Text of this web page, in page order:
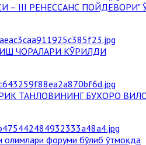
– III РЕНЕССАНС
ЧОРАЛАРИ КЎРИЛДИ
ТАНЛОВИНИНГ БУХОРО
олимлари форуми бўлиб ўтмоқда